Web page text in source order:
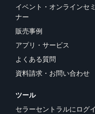
イベント・オンラインセミ
ナー
販売事例
アプリ・サービス
よくある質問
資料請求・お問い合わせ
ツール
セラーセントラルにログイ